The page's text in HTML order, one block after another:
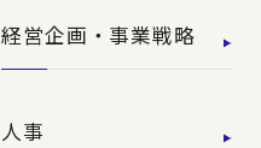
経営企画・事業戦略
人事